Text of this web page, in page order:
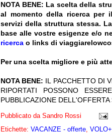
NOTA BENE: La scelta della
al momento della ricerca per
servizi della struttura stessa.
base alle vostre esigenze e/o
ricerca o links di
Per una scelta migliore e più
NOTA BENE: IL PACCHETTO DI
RIPORTATI POSSONO
PUBBLICAZIONE DELL'OFFERTA
Pubblicato da Sandro Rossi
Etichette: VACANZE - offerte